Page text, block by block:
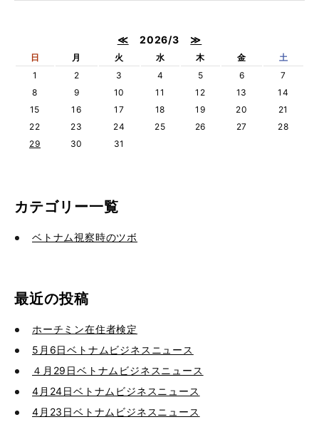
≪ 2026/3 ≫
日 月 火 水 木 金
土
1
2 3 4 5 6
7
8
9 10 11 12 13
14
15
16 17 18 19 20
21
22
23 24 25 26 27
28
29
30 31
カテゴリー一覧
ベトナム視察時のツボ
最近の投稿
ホーチミン在住者検定
5月6日ベトナムビジネスニュース
４月29日ベトナムビジネスニュース
4月24日ベトナムビジネスニュース
4月23日ベトナムビジネスニュース